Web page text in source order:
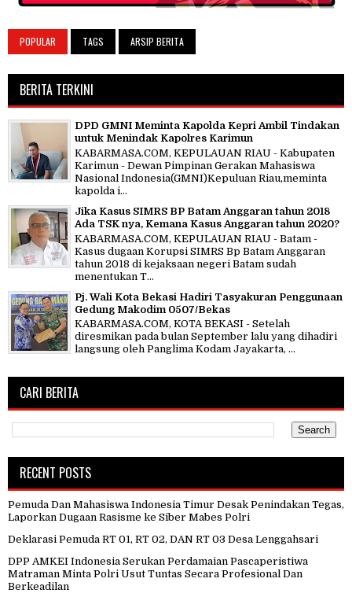
POPULAR TAGS ARSIP BERITA
BERITA TERKINI
DPD GMNI Meminta Kapolda Kepri Ambil Tindakan
untuk Menindak Kapolres Karimun
KABARMASA.COM, KEPULAUAN RIAU - Kabupaten
Karimun - Dewan Pimpinan Gerakan Mahasiswa
Nasional Indonesia(GMNI)Kepuluan Riau,meminta
kapolda i...
Jika Kasus SIMRS BP Batam Anggaran tahun 2018
Ada TSK nya, Kemana Kasus Anggaran tahun 2020?
KABARMASA.COM, KEPULAUAN RIAU - Batam -
Kasus dugaan Korupsi SIMRS Bp Batam Anggaran
tahun 2018 di kejaksaan negeri Batam sudah
menentukan T...
Pj. Wali Kota Bekasi Hadiri Tasyakuran Penggunaan
Gedung Makodim 0507/Bekas
KABARMASA.COM, KOTA BEKASI - Setelah
diresmikan pada bulan September lalu yang dihadiri
langsung oleh Panglima Kodam Jayakarta, ...
CARI BERITA
RECENT POSTS
Pemuda Dan Mahasiswa Indonesia Timur Desak Penindakan Tegas,
Laporkan Dugaan Rasisme ke Siber Mabes Polri
Deklarasi Pemuda RT 01, RT 02, DAN RT 03 Desa Lenggahsari
DPP AMKEI Indonesia Serukan Perdamaian Pascaperistiwa
Matraman Minta Polri Usut Tuntas Secara Profesional Dan
Berkeadilan